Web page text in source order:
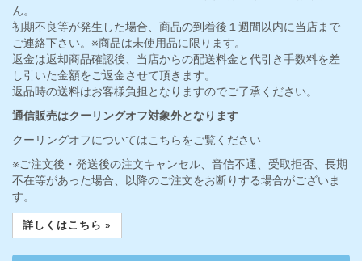
ん。
初期不良等が発生した場合、商品の到着後１週間以内に当店まで
ご連絡下さい。※商品は未使用品に限ります。
返金は返却商品確認後、当店からの配送料金と代引き手数料を差
し引いた金額をご返金させて頂きます。
返品時の送料はお客様負担となりますのでご了承ください。
通信販売はクーリングオフ対象外となります
クーリングオフについてはこちらをご覧ください
※ご注文後・発送後の注文キャンセル、音信不通、受取拒否、長期
不在等があった場合、以降のご注文をお断りする場合がございま
す。
詳しくはこちら »